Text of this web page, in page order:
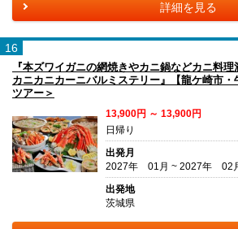
詳細を見る
16
『本ズワイガニの網焼きやカニ鍋などカニ料理
カニカニカーニバルミステリー』【龍ケ崎市
ツアー＞
13,900円 ～ 13,900円
日帰り
出発月
2027年 01月 ~ 2027年 02
出発地
茨城県